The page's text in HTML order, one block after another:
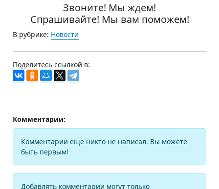
Звоните! Мы ждем!
Спрашивайте! Мы вам поможем!
В рубрике: Новости
Поделитесь ссылкой в:
Комментарии:
Комментарии еще никто не написал. Вы можете
быть первым!
Добавлять комментарии могут только